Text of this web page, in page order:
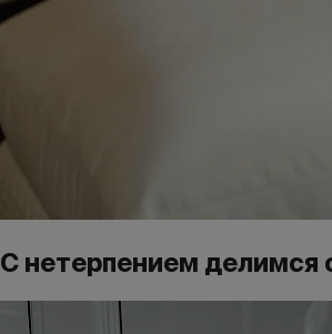
С нетерпением делимся